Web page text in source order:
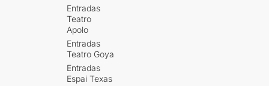
Entradas
Teatro
Apolo
Entradas
Teatro Goya
Entradas
Espai Texas